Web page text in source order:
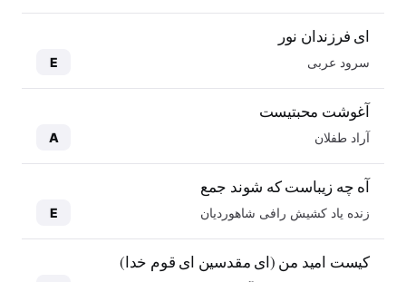
ای فرزندان نور
سرود عربی E
آغوشت محبتیست
آراد طفلان A
آه چه زیباست که شوند جمع
زنده یاد کشیش رافی شاهوردیان E
کیست امید من (ای مقدسین ای قوم خدا)